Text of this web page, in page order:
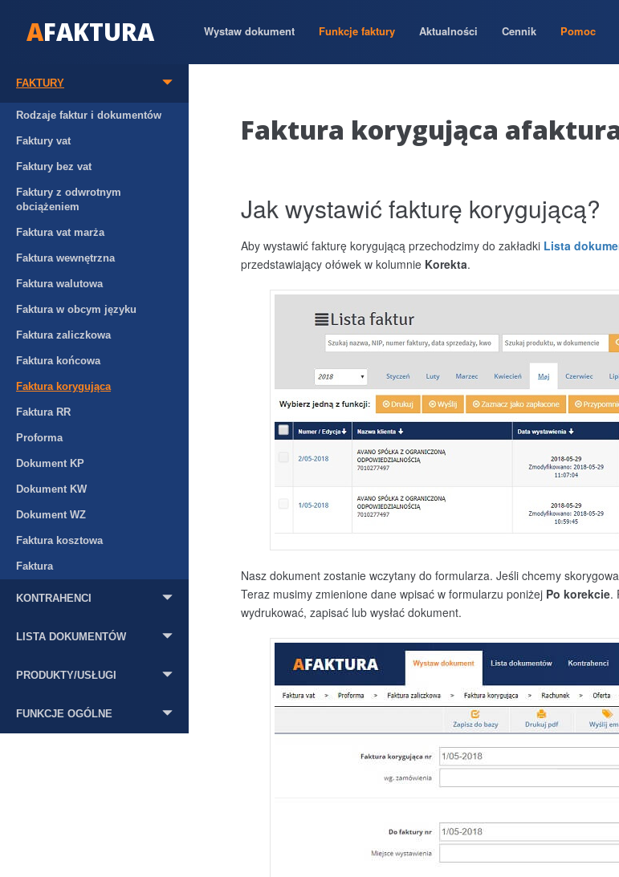
AFAKTURA Wystaw dokument Funkcje faktury Aktualności Cennik Pomoc
FAKTURY
Rodzaje faktur i dokumentów
Faktury vat
Faktury bez vat
Faktury z odwrotnym
obciążeniem
Faktura vat marża
Faktura wewnętrzna
Faktura walutowa
Faktura w obcym języku
Faktura zaliczkowa
Faktura końcowa
Faktura korygująca
Faktura RR
Proforma
Dokument KP
Dokument KW
Dokument WZ
Faktura kosztowa
Faktura
KONTRAHENCI
LISTA DOKUMENTÓW
PRODUKTY/USŁUGI
FUNKCJE OGÓLNE
Faktura korygująca
Jak wystawić fakturę korygującą?
Aby wystawić fakturę korygującą przechodzimy do zakładki Lista
przedstawiający ołówek w kolumnie Korekta.
Nasz dokument zostanie wczytany do formularza. Jeśli chcemy
Teraz musimy zmienione dane wpisać w formularzu poniżej Po korekcie.
wydrukować, zapisać lub wysłać dokument.